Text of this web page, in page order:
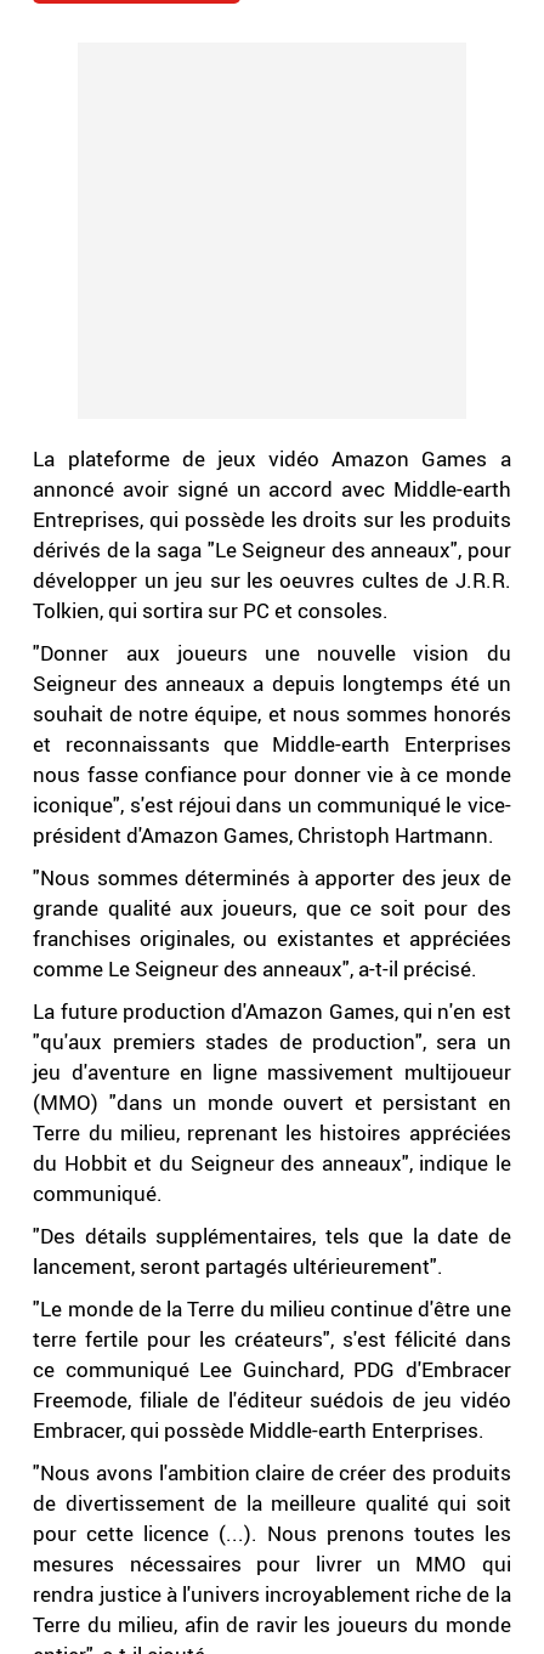
La plateforme de jeux vidéo Amazon Games a
annoncé avoir signé un accord avec Middle-earth
Entreprises, qui possède les droits sur les produits
dérivés de la saga "Le Seigneur des anneaux", pour
développer un jeu sur les oeuvres cultes de J.R.R.
Tolkien, qui sortira sur PC et consoles.
"Donner aux joueurs une nouvelle vision du
Seigneur des anneaux a depuis longtemps été un
souhait de notre équipe, et nous sommes honorés
et reconnaissants que Middle-earth Enterprises
nous fasse confiance pour donner vie à ce monde
iconique", s'est réjoui dans un communiqué le vice-
président d'Amazon Games, Christoph Hartmann.
"Nous sommes déterminés à apporter des jeux de
grande qualité aux joueurs, que ce soit pour des
franchises originales, ou existantes et appréciées
comme Le Seigneur des anneaux", a-t-il précisé.
La future production d'Amazon Games, qui n'en est
"qu'aux premiers stades de production", sera un
jeu d'aventure en ligne massivement multijoueur
(MMO) "dans un monde ouvert et persistant en
Terre du milieu, reprenant les histoires appréciées
du Hobbit et du Seigneur des anneaux", indique le
communiqué.
"Des détails supplémentaires, tels que la date de
lancement, seront partagés ultérieurement".
"Le monde de la Terre du milieu continue d'être une
terre fertile pour les créateurs", s'est félicité dans
ce communiqué Lee Guinchard, PDG d'Embracer
Freemode, filiale de l'éditeur suédois de jeu vidéo
Embracer, qui possède Middle-earth Enterprises.
"Nous avons l'ambition claire de créer des produits
de divertissement de la meilleure qualité qui soit
pour cette licence (...). Nous prenons toutes les
mesures nécessaires pour livrer un MMO qui
rendra justice à l'univers incroyablement riche de la
Terre du milieu, afin de ravir les joueurs du monde